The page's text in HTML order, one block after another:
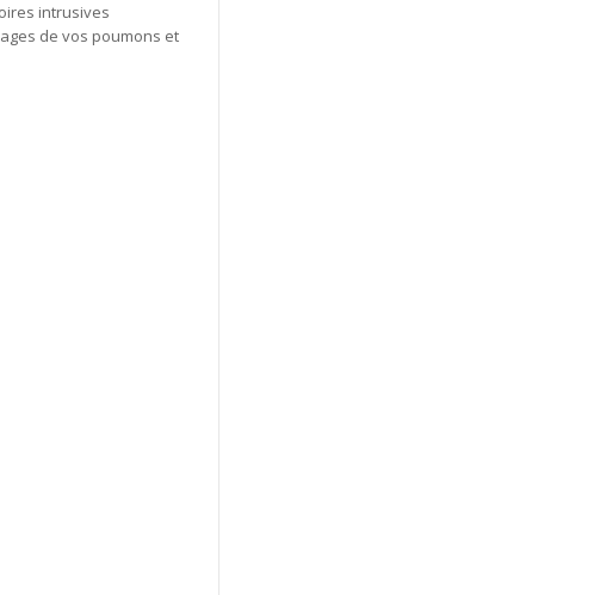
intrusives
de vos poumons et